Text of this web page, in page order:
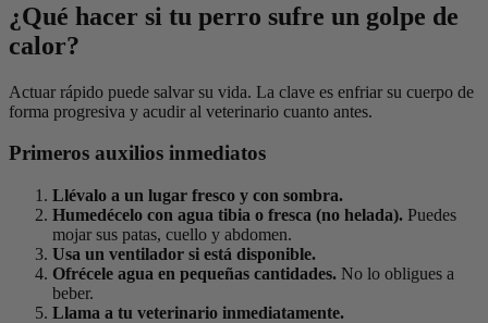
¿Qué hacer si tu perro sufre un golpe de
calor?
Actuar rápido puede salvar su vida. La clave es enfriar su cuerpo de
forma progresiva y acudir al veterinario cuanto antes.
Primeros auxilios inmediatos
Llévalo a un lugar fresco y con sombra.
Humedécelo con agua tibia o fresca (no helada). Puedes
mojar sus patas, cuello y abdomen.
Usa un ventilador si está disponible.
Ofrécele agua en pequeñas cantidades. No lo obligues a
beber.
Llama a tu veterinario inmediatamente.